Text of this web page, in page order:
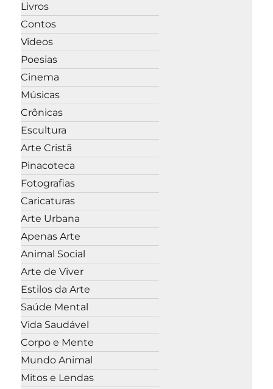
Livros
Contos
Vídeos
Poesias
Cinema
Músicas
Crônicas
Escultura
Arte Cristã
Pinacoteca
Fotografias
Caricaturas
Arte Urbana
Apenas Arte
Animal Social
Arte de Viver
Estilos da Arte
Saúde Mental
Vida Saudável
Corpo e Mente
Mundo Animal
Mitos e Lendas